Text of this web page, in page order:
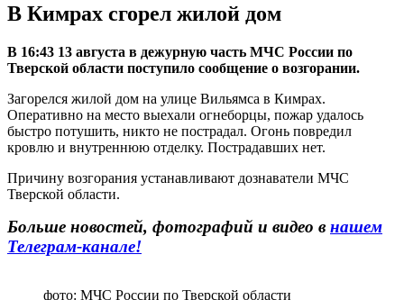
В Кимрах сгорел жилой дом
В 16:43 13 августа в дежурную часть МЧС России по
Тверской области поступило сообщение о возгорании.
Загорелся жилой дом на улице Вильямса в Кимрах.
Оперативно на место выехали огнеборцы, пожар удалось
быстро потушить, никто не пострадал. Огонь повредил
кровлю и внутреннюю отделку. Пострадавших нет.
Причину возгорания устанавливают дознаватели МЧС
Тверской области.
Больше новостей, фотографий и видео в нашем
Телеграм-канале!
фото: МЧС России по Тверской области